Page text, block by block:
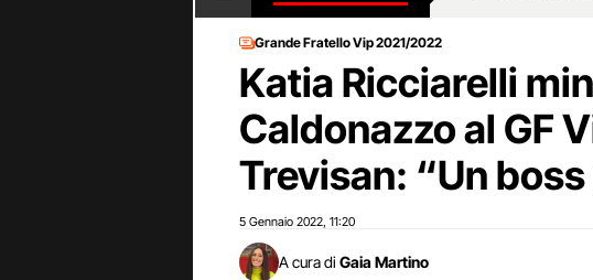
Grande Fratello Vip 2021/2022
Katia Ricciarelli
Caldonazzo al GF
Trevisan: “Un
5 Gennaio 2022 11:20
A cura di Gaia Martino